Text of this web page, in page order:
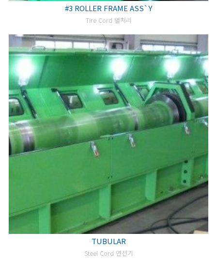
#3 ROLLER FRAME ASS`Y
Tire Cord 열처리
TUBULAR
Steel Cord 연선기